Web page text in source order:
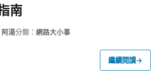
南
阿湯分類： 網路大小事
繼續閱讀→